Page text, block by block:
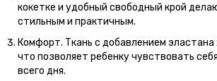
кокетке и удобный свободный крой
стильным и практичным.
Комфорт. Ткань с добавлением
что позволяет ребенку чувствовать
всего дня.